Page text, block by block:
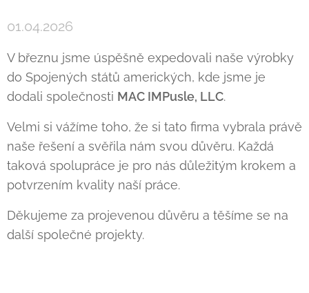
01.04.2026
V březnu jsme úspěšně expedovali naše výrobky
do Spojených států amerických, kde jsme je
dodali společnosti MAC IMPusle, LLC.
Velmi si vážíme toho, že si tato firma vybrala právě
naše řešení a svěřila nám svou důvěru. Každá
taková spolupráce je pro nás důležitým krokem a
potvrzením kvality naší práce.
Děkujeme za projevenou důvěru a těšíme se na
další společné projekty.